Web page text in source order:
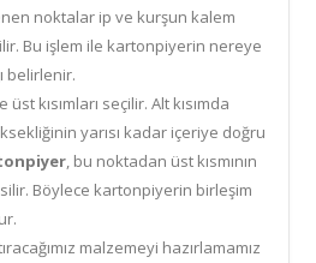
noktalar ip ve kurşun kalem
Bu işlem ile kartonpiyerin nereye
belirlenir.
kısımları seçilir. Alt kısımda
yarısı kadar içeriye doğru
, bu noktadan üst kısmının
Böylece kartonpiyerin birleşim
malzemeyi hazırlamamız